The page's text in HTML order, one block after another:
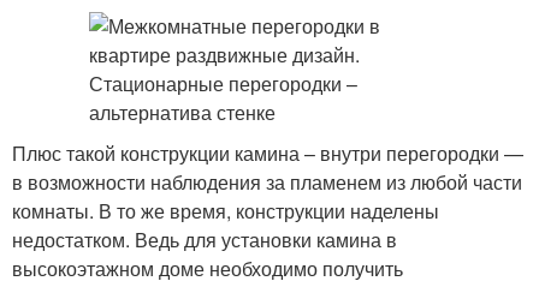
Плюс такой конструкции камина – внутри перегородки —
в возможности наблюдения за пламенем из любой части
комнаты. В то же время, конструкции наделены
недостатком. Ведь для установки камина в
высокоэтажном доме необходимо получить